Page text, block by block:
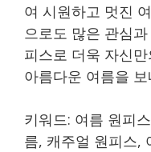
여 시원하고 멋진
으로도 많은 관심
피스로 더욱 자신
아름다운 여름을
키워드: 여름 원피
름, 캐주얼 원피스,